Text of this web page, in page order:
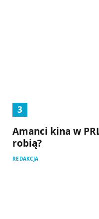
Amanci kina w
robią?
REDAKCJA